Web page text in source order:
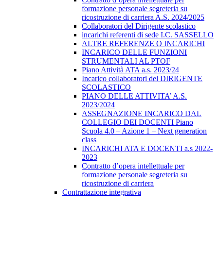
formazione personale segreteria su
ricostruzione di carriera A.S. 2024/2025
Collaboratori del Dirigente scolastico
incarichi referenti di sede I.C. SASSELLO
ALTRE REFERENZE O INCARICHI
INCARICO DELLE FUNZIONI
STRUMENTALI AL PTOF
Piano Attività ATA a.s. 2023/24
Incarico collaboratori del DIRIGENTE
SCOLASTICO
PIANO DELLE ATTIVITA’ A.S.
2023/2024
ASSEGNAZIONE INCARICO DAL
COLLEGIO DEI DOCENTI Piano
Scuola 4.0 – Azione 1 – Next generation
class
INCARICHI ATA E DOCENTI a.s 2022-
2023
Contratto d’opera intellettuale per
formazione personale segreteria su
ricostruzione di carriera
Contrattazione integrativa